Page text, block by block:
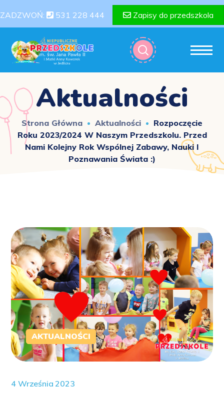
ZADZWOŃ: 531 228 444 Zapisy do przedszkola
Aktualności
Strona Główna Aktualności
Rozpoczęcie
Roku 2023/2024 W Naszym Przedszkolu. Przed
Nami Kolejny Rok Wspólnej Zabawy, Nauki I
Poznawania Świata :)
AKTUALNOŚCI
4 Września 2023